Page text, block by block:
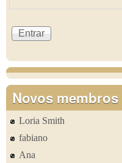
Novos membros
Loria Smith
fabiano
Ana